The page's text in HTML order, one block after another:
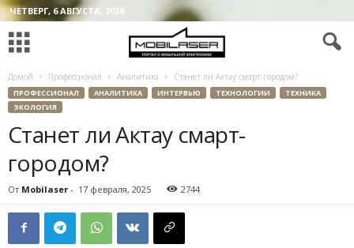
ЧЕТВЕРГ, 6 АВГУСТА, 2026
Домой Профессионал Аналитика Станет ли Актау смарт-городом?
ПРОФЕССИОНАЛ АНАЛИТИКА ИНТЕРВЬЮ ТЕХНОЛОГИИ
ТЕХНИКА
ЭКОЛОГИЯ
Станет ли Актау смарт-
городом?
От Mobilaser - 17 февраля, 2025 2744